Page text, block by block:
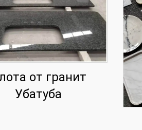
от гранит
Убатуба